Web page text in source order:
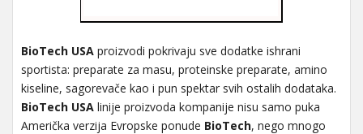
BioTech USA proizvodi pokrivaju sve dodatke ishrani
sportista: preparate za masu, proteinske preparate, amino
kiseline, sagorevače kao i pun spektar svih ostalih dodataka.
BioTech USA linije proizvoda kompanije nisu samo puka
Američka verzija Evropske ponude BioTech, nego mnogo